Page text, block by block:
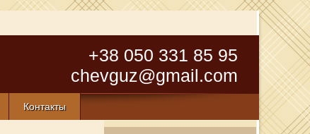
+38 050 331 85 95
chevguz@gmail.com
Контакты